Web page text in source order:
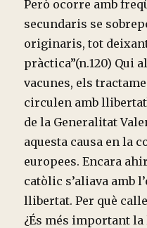
Però ocorre amb
secundaris se
originaris, tot
pràctica”(n.120) Qui
vacunes, els
circulen amb
de la Generalitat
aquesta causa en la
europees. Encara
catòlic s’aliava amb
llibertat. Per què
¿És més important